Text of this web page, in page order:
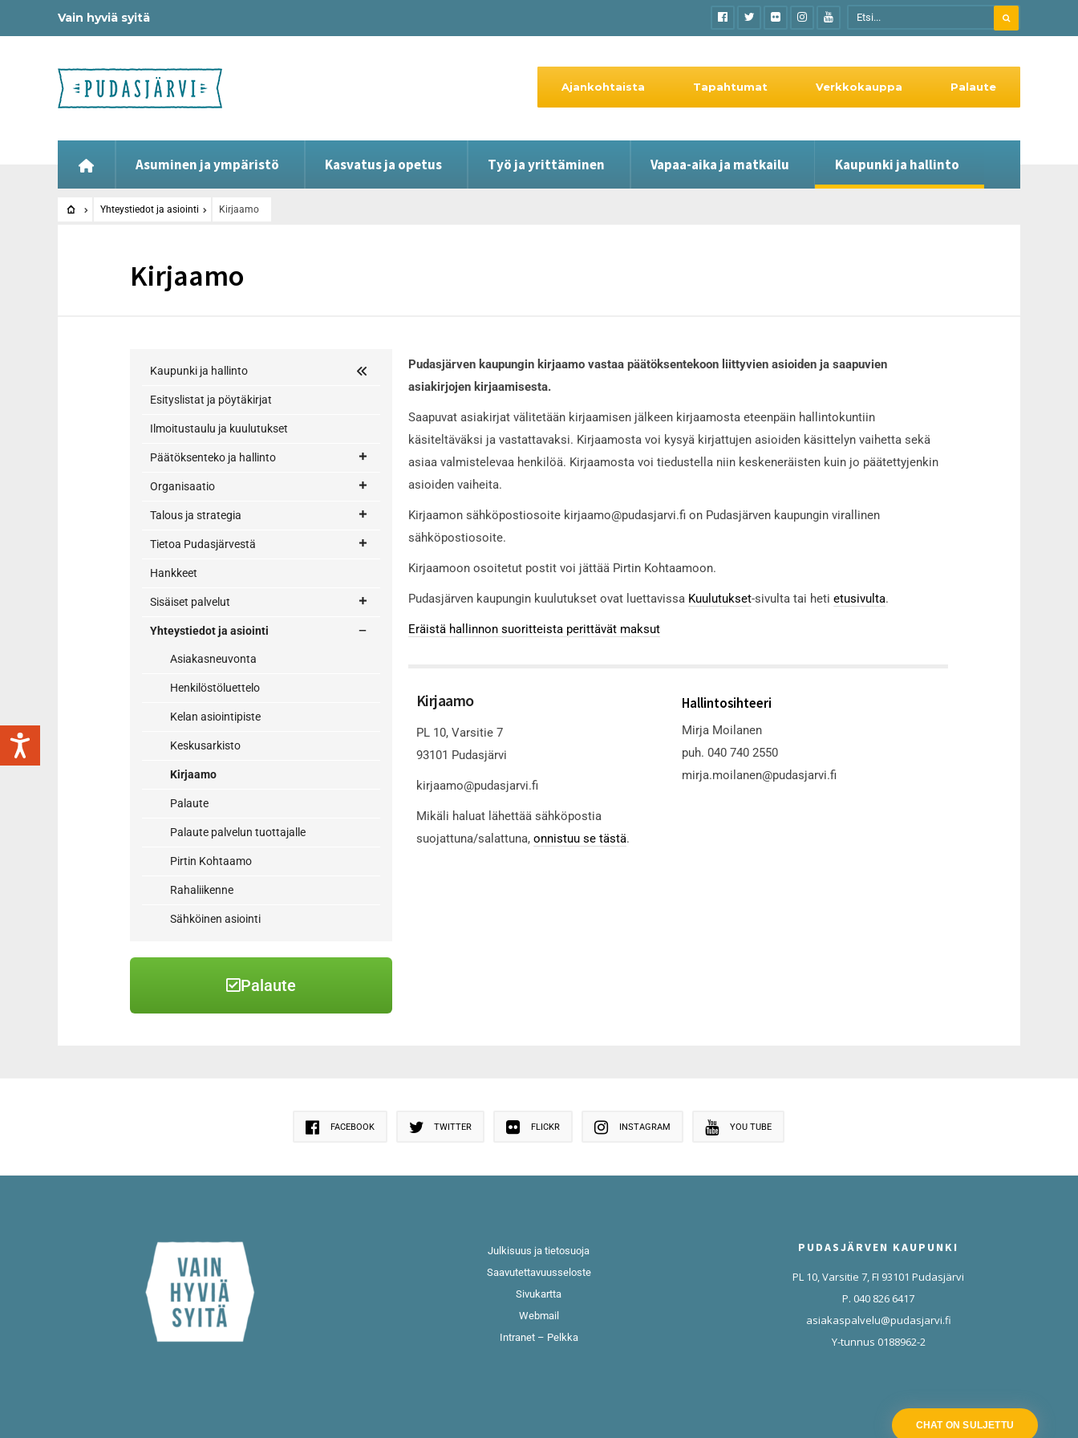
Vain hyviä syitä
Asuminen ja ympäristö Kasvatus ja opetus Työ ja yrittäminen Vapaa-aika ja matkailu Kaupunki ja hallinto
Ajankohtaista Tapahtumat Verkkokauppa Palaute
Yhteystiedot ja asiointi Kirjaamo
Kirjaamo
Kaupunki ja hallinto
Esityslistat ja pöytäkirjat
Ilmoitustaulu ja kuulutukset
Päätöksenteko ja hallinto
Organisaatio
Talous ja strategia
Tietoa Pudasjärvestä
Hankkeet
Sisäiset palvelut
Yhteystiedot ja asiointi
Asiakasneuvonta
Henkilöstöluettelo
Kelan asiointipiste
Keskusarkisto
Kirjaamo
Palaute
Palaute palvelun tuottajalle
Pirtin Kohtaamo
Rahaliikenne
Sähköinen asiointi
Palaute
Pudasjärven kaupungin kirjaamo vastaa päätöksentekoon liittyvien asioiden ja saapuvien
asiakirjojen kirjaamisesta.
Saapuvat asiakirjat välitetään kirjaamisen jälkeen kirjaamosta eteenpäin hallintokuntiin
käsiteltäväksi ja vastattavaksi. Kirjaamosta voi kysyä kirjattujen asioiden käsittelyn vaihetta sekä
asiaa valmistelevaa henkilöä. Kirjaamosta voi tiedustella niin keskeneräisten kuin jo päätettyjenkin
asioiden vaiheita.
Kirjaamon sähköpostiosoite kirjaamo@pudasjarvi.fi on Pudasjärven kaupungin virallinen
sähköpostiosoite.
Kirjaamoon osoitetut postit voi jättää Pirtin Kohtaamoon.
Pudasjärven kaupungin kuulutukset ovat luettavissa Kuulutukset-sivulta tai heti etusivulta.
Eräistä hallinnon suoritteista perittävät maksut
Kirjaamo
PL 10, Varsitie 7
93101 Pudasjärvi
kirjaamo@pudasjarvi.fi
Mikäli haluat lähettää sähköpostia
suojattuna/salattuna, onnistuu se tästä.
Hallintosihteeri
Mirja Moilanen
puh. 040 740 2550
mirja.moilanen@pudasjarvi.fi
FACEBOOK TWITTER FLICKR INSTAGRAM YOU TUBE
Julkisuus ja tietosuoja
Saavutettavuusseloste
Sivukartta
Webmail
Intranet – Pelkka
PUDASJÄRVEN KAUPUNKI
PL 10, Varsitie 7, FI 93101 Pudasjärvi
P. 040 826 6417
asiakaspalvelu@pudasjarvi.fi
Y-tunnus 0188962-2